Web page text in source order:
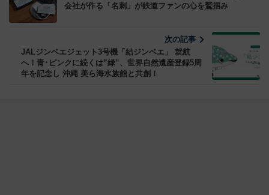
会社が作る「名刺」が鉄道ファンの心を鷲掴み
次の記事
JALジンベエジェット3号機「結ジンベエ」 就航
へ！青･ピンクに続くは”緑”、世界自然遺産登録5周
年を記念し 沖縄 美ら海水族館と共創！